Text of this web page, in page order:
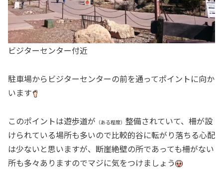
ビジターセンター付近
駐車場からビジターセンターの前を通ってポイントに向か
います
このポイントは遊歩道が （ある程度） 整備されていて、柵が設
けられている場所も多いので比較的谷に転がり落ちる心配
は少ないと思いますが、断崖絶壁の所であっても柵がない
所も多々ありますのでマジに気をつけましょう